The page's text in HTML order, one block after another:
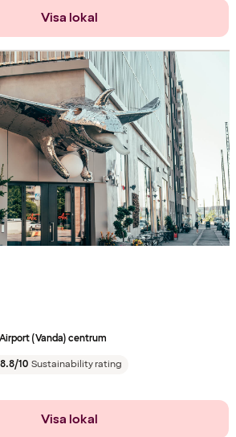
Visa lokal
(Vanda) centrum
8.8/10 Sustainability rating
Visa lokal